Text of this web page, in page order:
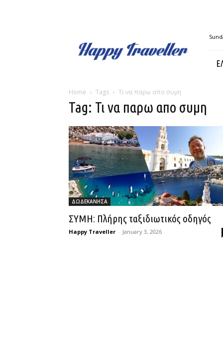
Traveller
Home Tags Τι να παρω απο συμη
Tag: Τι να παρω απο συμη
ΔΩΔΕΚΑΝΗΣΑ
ΣΥΜΗ: Πλήρης ταξιδιωτικός οδηγός
Happy Traveller - January 3, 2026